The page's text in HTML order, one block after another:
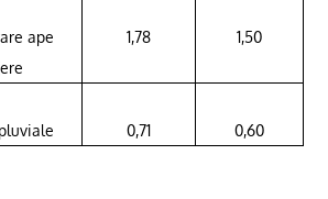
ape
1,78 1,50
0,71 0,60